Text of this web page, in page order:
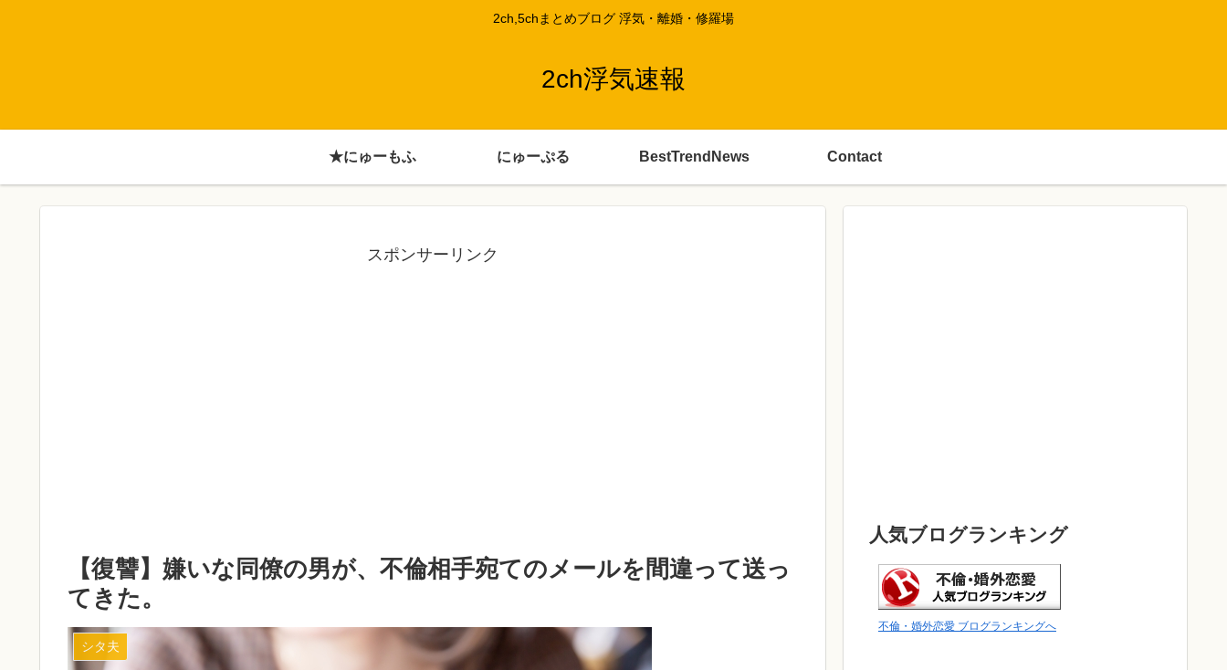
2ch,5chまとめブログ 浮気・離婚・修羅場
2ch浮気速報
★にゅーもふ にゅーぷる BestTrendNews Contact
スポンサーリンク
【復讐】嫌いな同僚の男が、不倫相手宛てのメールを間違って送っ
てきた。
シタ夫
人気ブログランキング
不倫・婚外恋愛 ブログランキングへ